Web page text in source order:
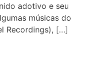
adotivo e seu
músicas do
Recordings), […]